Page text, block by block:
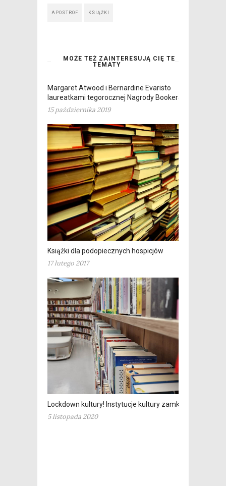
APOSTROF KSIĄŻKI
MOŻE TEŻ ZAINTERESUJĄ CIĘ TE
TEMATY
Margaret Atwood i Bernardine Evaristo
laureatkami tegorocznej Nagrody Bookera
15 października 2019
Książki dla podopiecznych hospicjów
17 lutego 2017
Lockdown kultury! Instytucje kultury zamknięte
5 listopada 2020